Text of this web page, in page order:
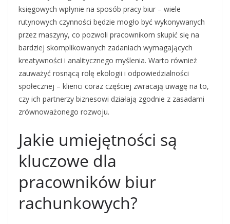
księgowych wpłynie na sposób pracy biur – wiele
rutynowych czynności będzie mogło być wykonywanych
przez maszyny, co pozwoli pracownikom skupić się na
bardziej skomplikowanych zadaniach wymagających
kreatywności i analitycznego myślenia. Warto również
zauważyć rosnącą rolę ekologii i odpowiedzialności
społecznej – klienci coraz częściej zwracają uwagę na to,
czy ich partnerzy biznesowi działają zgodnie z zasadami
zrównoważonego rozwoju.
Jakie umiejętności są
kluczowe dla
pracowników biur
rachunkowych?